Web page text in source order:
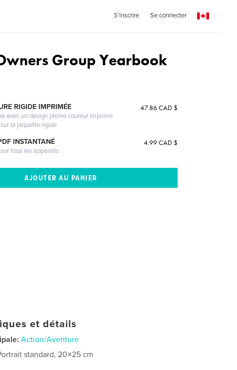
S'inscrire Se connecter
Group Yearbook
RIGIDE IMPRIMÉE
avec un design pleine couleur imprimé
la jaquette rigide
47.86 CAD $
INSTANTANÉ
tous les appareils
4.99 CAD $
et détails
Action/Aventure
standard, 20×25 cm